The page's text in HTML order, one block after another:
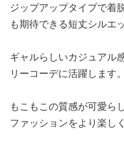
ジップアップタイプで着
も期待できる短丈シルエ
ギャルらしいカジュアル
リーコーデに活躍します。
もこもこの質感が可愛ら
ファッションをより楽し